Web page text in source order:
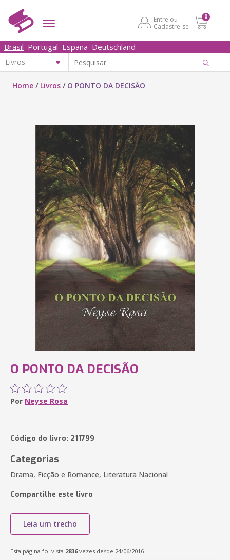
Entre ou
Cadastre-se
0
Brasil Portugal España Deutschland
Home / Livros / O PONTO DA DECISÃO
O PONTO DA DECISÃO
Por Neyse Rosa
Código do livro: 211799
Categorias
Drama, Ficção e Romance, Literatura Nacional
Compartilhe este livro
Leia um trecho
Esta página foi vista 2836vezes desde 24/06/2016